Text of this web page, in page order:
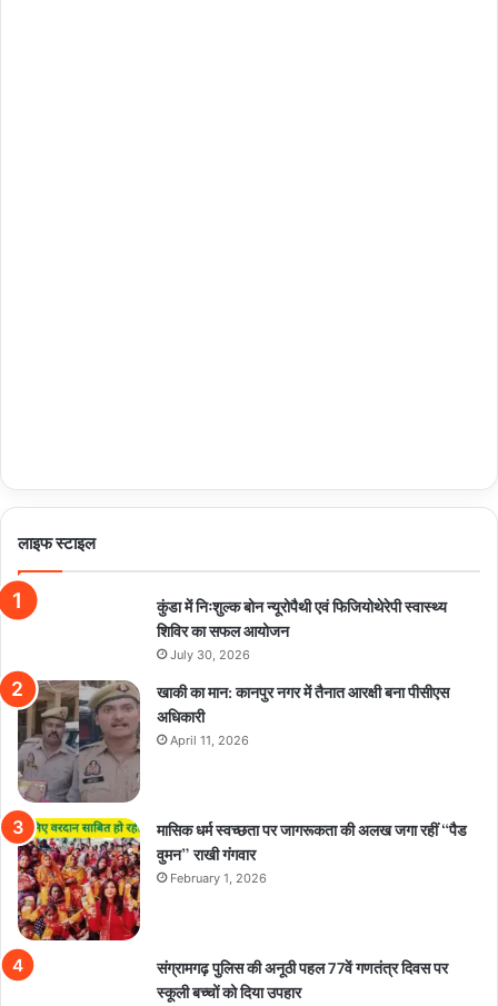
लाइफ स्टाइल
कुंडा में निःशुल्क बोन न्यूरोपैथी एवं फिजियोथेरेपी स्वास्थ्य
शिविर का सफल आयोजन
July 30, 2026
खाकी का मान: कानपुर नगर में तैनात आरक्षी बना पीसीएस
अधिकारी
April 11, 2026
मासिक धर्म स्वच्छता पर जागरूकता की अलख जगा रहीं “पैड
वुमन” राखी गंगवार
February 1, 2026
संग्रामगढ़ पुलिस की अनूठी पहल 77वें गणतंत्र दिवस पर
स्कूली बच्चों को दिया उपहार